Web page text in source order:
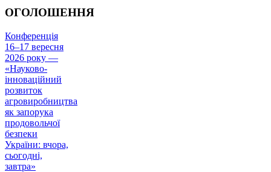
ОГОЛОШЕННЯ
Конференція
16–17 вересня
2026 року —
«Науково-
інноваційний
розвиток
агровиробництва
як запорука
продовольчої
безпеки
України: вчора,
сьогодні,
завтра»